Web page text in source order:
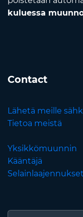
kuluessa
Contact
Lähetä meille
Tietoa meistä
Yksikkömuunnin
Kääntäjä
Selainlaajennukset